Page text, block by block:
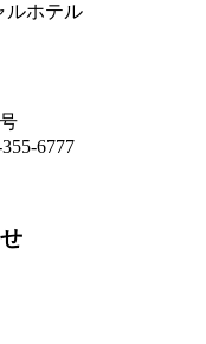
ルホテル
6777